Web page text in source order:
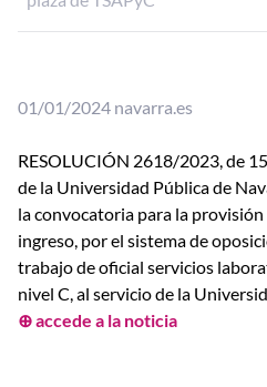
01/01/2024 navarra.es
RESOLUCIÓN 2618/2023, de
de la Universidad Pública de
la convocatoria para la
ingreso, por el sistema de
trabajo de oficial servicios
nivel C, al servicio de la
⊕ accede a la noticia